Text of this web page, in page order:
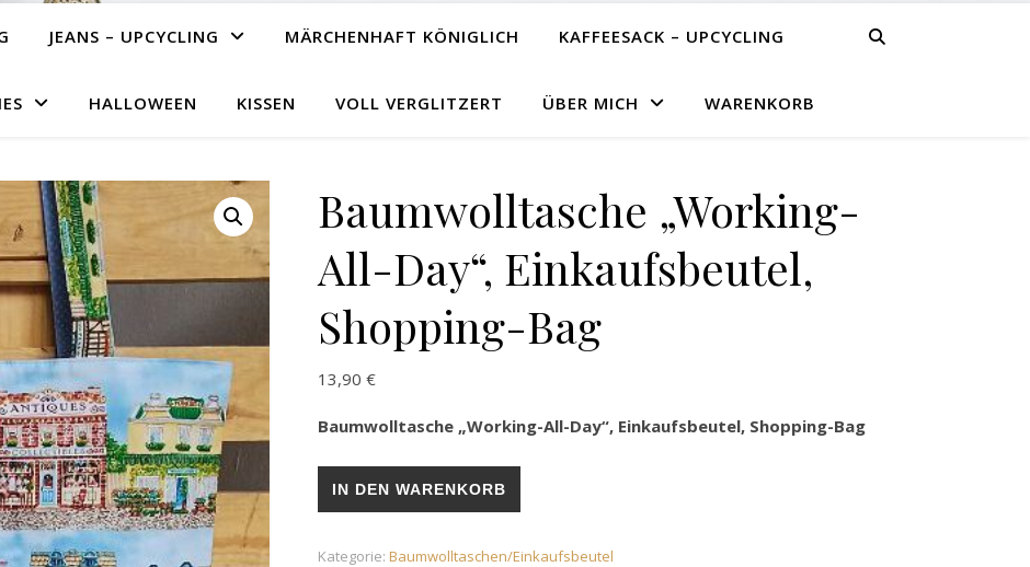
JEANS – UPCYCLING MÄRCHENHAFT KÖNIGLICH KAFFEESACK – UPCYCLING
HALLOWEEN KISSEN VOLL VERGLITZERT ÜBER MICH WARENKORB
Baumwolltasche „Working-
All-Day“, Einkaufsbeutel,
Shopping-Bag
13,90 €
Baumwolltasche „Working-All-Day“, Einkaufsbeutel, Shopping-Bag
Baumwolltasche „Working-All-Day“, Einkaufsbeutel, Shopping-Bag Menge
IN DEN WARENKORB
Kategorie: Baumwolltaschen/Einkaufsbeutel